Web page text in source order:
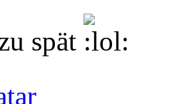
spät